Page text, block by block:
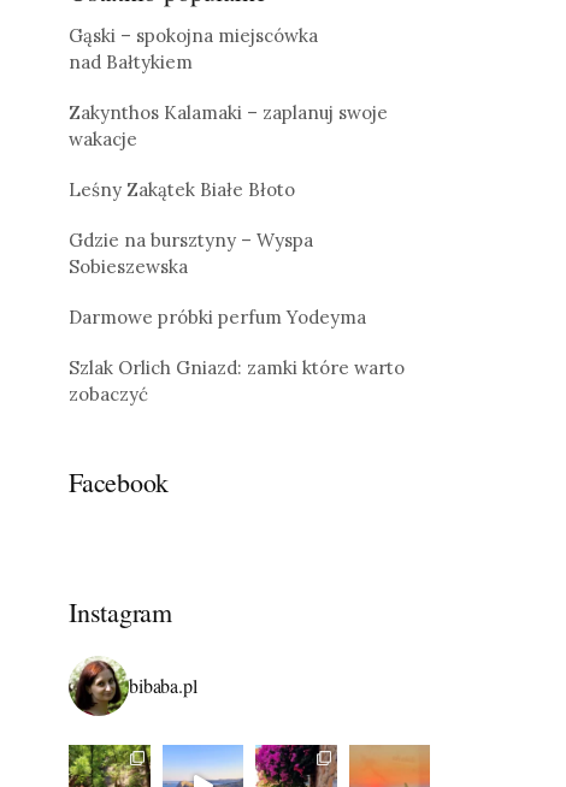
Gąski – spokojna miejscówka
nad Bałtykiem
Zakynthos Kalamaki – zaplanuj swoje
wakacje
Leśny Zakątek Białe Błoto
Gdzie na bursztyny – Wyspa
Sobieszewska
Darmowe próbki perfum Yodeyma
Szlak Orlich Gniazd: zamki które warto
zobaczyć
Facebook
Instagram
bibaba.pl